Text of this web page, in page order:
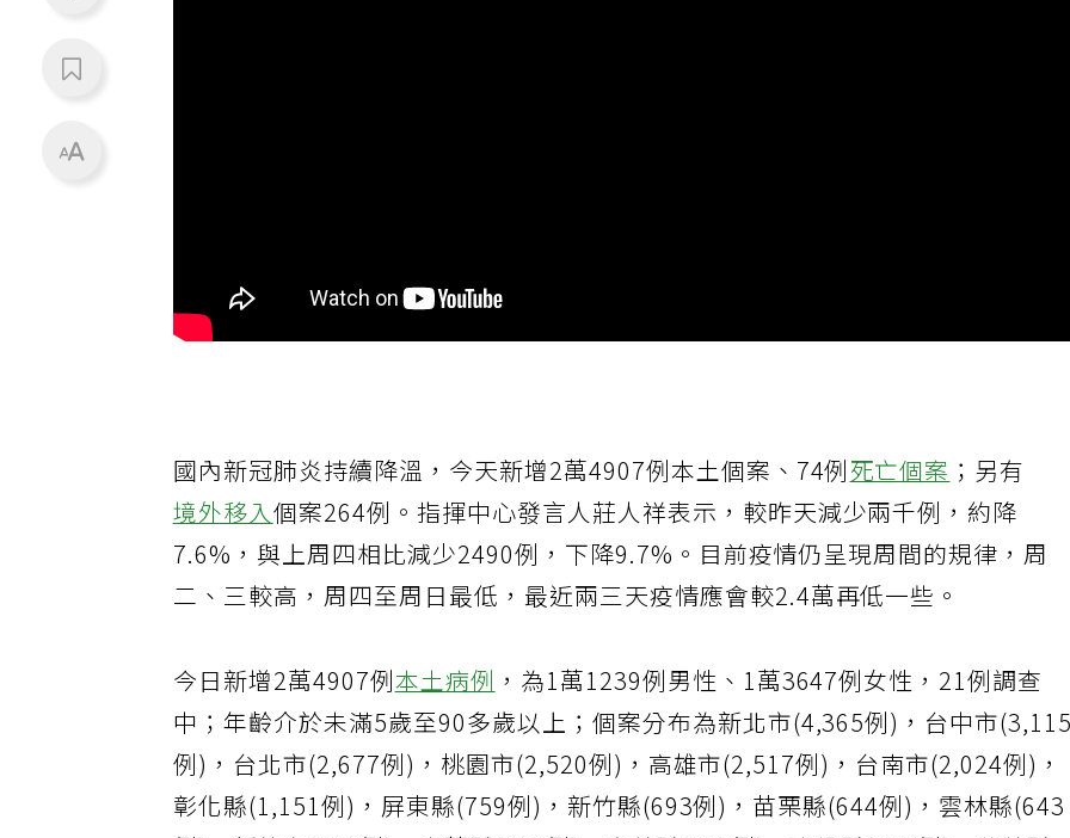
國內新冠肺炎持續降溫，今天新增2萬4907例本土個案、74例死亡個案 ；另有
境外移入個案264例。指揮中心發言人莊人祥表示，較昨天減少兩千例，約降
7.6%，與上周四相比減少2490例，下降9.7%。目前疫情仍呈現周間的規律，周
二、三較高，周四至周日最低，最近兩三天疫情應會較2.4萬再低一些。
今日新增2萬4907例本土病例 ，為1萬1239例男性、1萬3647例女性，21例調查
中；年齡介於未滿5歲至90多歲以上；個案分布為新北市(4,365例)，台中市(3,115
例)，台北市(2,677例)，桃園市(2,520例)，高雄市(2,517例)，台南市(2,024例)，
彰化縣(1,151例)，屏東縣(759例)，新竹縣(693例)，苗栗縣(644例)，雲林縣(643